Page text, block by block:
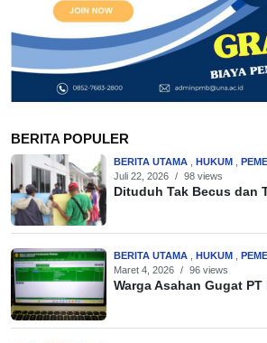
BERITA POPULER
BERITA UTAMA HUKUM
Juli 22, 2026 / 98 views
Dituduh Tak Becus dan
BERITA UTAMA HUKUM
Maret 4, 2026 / 96 views
Warga Asahan Gugat PT